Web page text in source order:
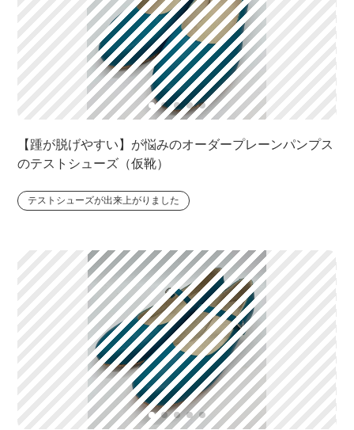
【踵が脱げやすい】が悩みのオーダープレーンパンプス
のテストシューズ（仮靴）
テストシューズが出来上がりました